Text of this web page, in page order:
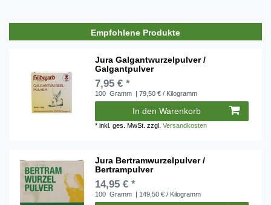
Empfohlene Produkte
Jura Galgantwurzelpulver /
Galgantpulver
7,95 € *
100 Gramm | 79,50 € / Kilogramm
In den Warenkorb
*inkl. ges. MwSt. zzgl.Versandkosten
Jura Bertramwurzelpulver /
Bertrampulver
14,95 € *
100 Gramm | 149,50 € / Kilogramm